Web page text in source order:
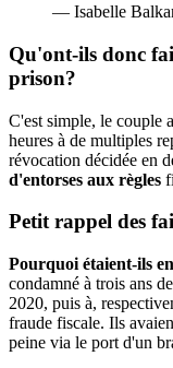
— Isabelle
Qu'ont-ils donc
prison?
C'est simple, le couple
heures à de multiples
révocation décidée en
d'entorses aux règles
Petit rappel des
Pourquoi étaient-ils
condamné à trois ans
2020, puis à,
fraude fiscale. Ils
peine via le port d'un